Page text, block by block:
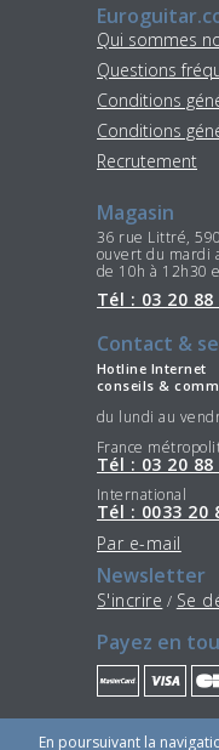
Qui sommes
Questions
Conditions
Conditions
Recrutement
Magasin
36 rue Littré,
ouvert du mardi
de 10h à 12h30
Tél : 03 20 88
Contact &
Hotline Internet
conseils &
du lundi au
France
Tél : 03 20 88
International
Tél : 0033 20
Par e-mail
Newsletter
S'incrire / Se
Payez en
Restez
En poursuivant la